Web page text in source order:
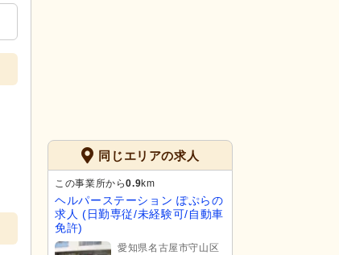
同じエリアの求人
この事業所から0.9km
ヘルパーステーション ぽぷらの
求人 (日勤専従/未経験可/自動車
免許)
愛知県名古屋市守山区